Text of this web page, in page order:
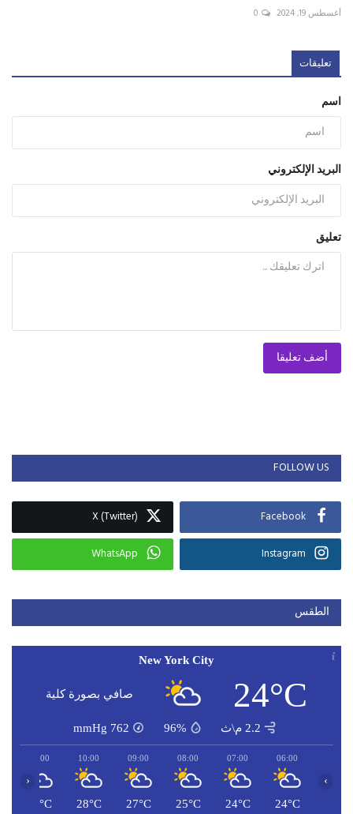
أغسطس 19, 2024 0
تعليقات
اسم
البريد الإلكتروني
تعليق
أضف تعليقا
FOLLOW US
Facebook
X (Twitter)
Instagram
WhatsApp
الطقس
New York City
24°C صافي بصورة كلية
2.2 م\ث 96%
762
mmHg
06:00
24°C
07:00
24°C
08:00
25°C
09:00
27°C
10:00
28°C
11:00
29°C
‹ ›